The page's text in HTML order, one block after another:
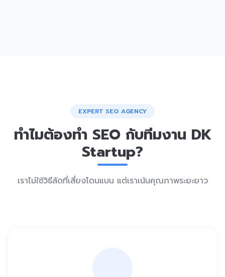
EXPERT SEO AGENCY
ทำไมต้องทำ SEO กับทีมงาน DK
Startup?
เราไม่ใช้วิธีลัดที่เสี่ยงโดนแบน แต่เราเน้นคุณภาพระยะยาว